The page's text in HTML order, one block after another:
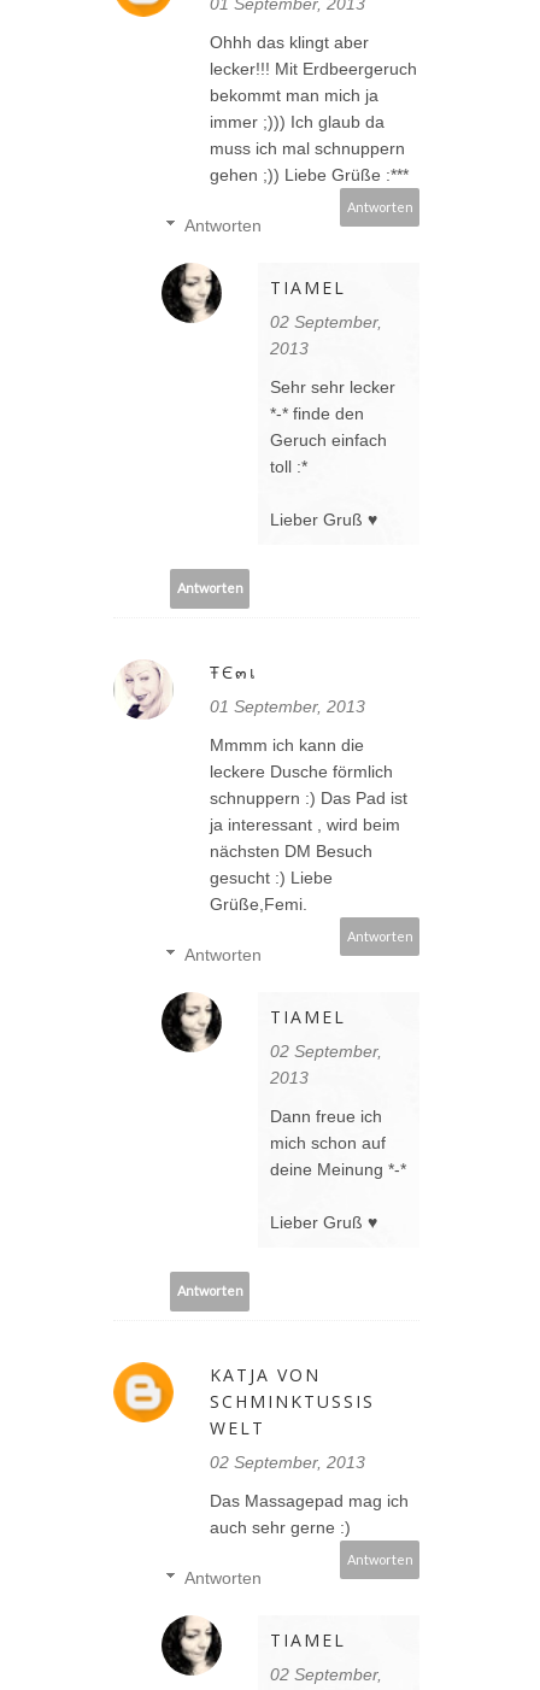
Ohhh das klingt aber
lecker!!! Mit Erdbeergeruch
bekommt man mich ja
immer ;))) Ich glaub da
muss ich mal schnuppern
gehen ;)) Liebe Grüße :***
Antworten
Antworten
TIAMEL
02 September,
2013
Sehr sehr lecker
*-* finde den
Geruch einfach
toll :*
Lieber Gruß ♥
Antworten
ŦЄ๓เ
01 September, 2013
Mmmm ich kann die
leckere Dusche förmlich
schnuppern :) Das Pad ist
ja interessant , wird beim
nächsten DM Besuch
gesucht :) Liebe
Grüße,Femi.
Antworten
Antworten
TIAMEL
02 September,
2013
Dann freue ich
mich schon auf
deine Meinung *-*
Lieber Gruß ♥
Antworten
KATJA VON
SCHMINKTUSSIS
WELT
02 September, 2013
Das Massagepad mag ich
auch sehr gerne :)
Antworten
Antworten
TIAMEL
02 September,